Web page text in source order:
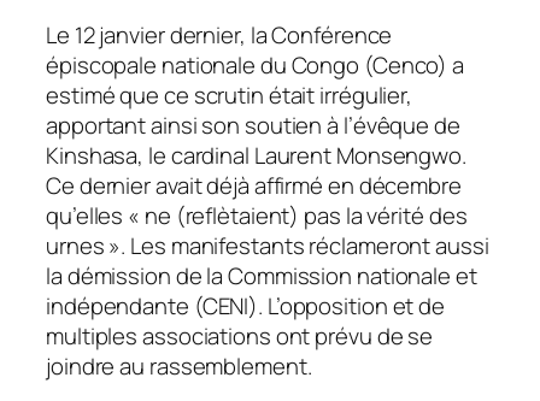
Le 12 janvier dernier, la Conférence
épiscopale nationale du Congo (Cenco) a
estimé que ce scrutin était irrégulier,
apportant ainsi son soutien à l’évêque de
Kinshasa, le cardinal Laurent Monsengwo.
Ce dernier avait déjà affirmé en décembre
qu’elles « ne (reflètaient) pas la vérité des
urnes ». Les manifestants réclameront aussi
la démission de la Commission nationale et
indépendante (CENI). L’opposition et de
multiples associations ont prévu de se
joindre au rassemblement.